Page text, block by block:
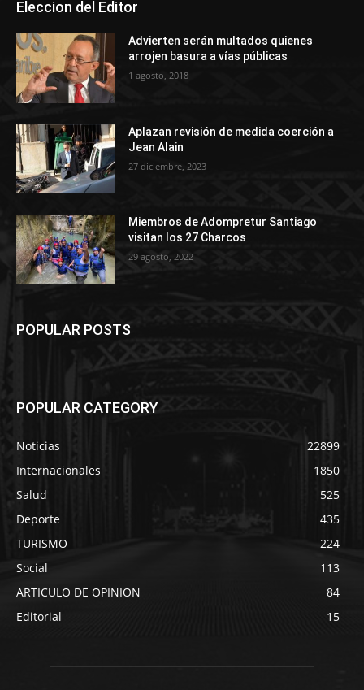
Eleccion del Editor
Advierten serán multados quienes
arrojen basura a vías públicas
1 agosto, 2018
Aplazan revisión de medida coerción a
Jean Alain
27 diciembre, 2023
Miembros de Adompretur Santiago
visitan los 27 Charcos
29 agosto, 2022
POPULAR POSTS
POPULAR CATEGORY
Noticias
22899
Internacionales
1850
Salud
525
Deporte
435
TURISMO
224
Social
113
ARTICULO DE OPINION
84
Editorial
15